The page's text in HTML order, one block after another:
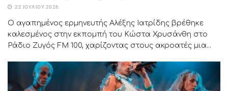
22 ΙΟΥΛΊΟΥ 2026
Ο αγαπημένος ερμηνευτής Αλέξης Ιατρίδης βρέθηκε
καλεσμένος στην εκπομπή του Κώστα Χρυσάνθη στο
Ράδιο Ζυγός FM 100, χαρίζοντας στους ακροατές μια...